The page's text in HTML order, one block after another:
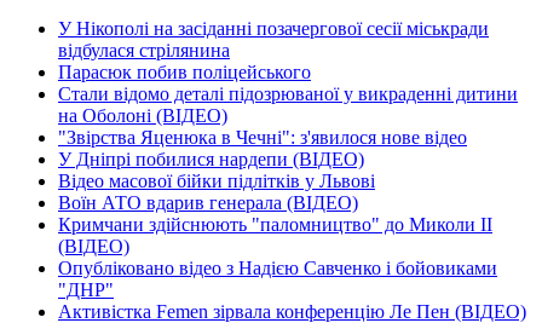
У Нікополі на засіданні позачергової сесії міськради
відбулася стрілянина
Парасюк побив поліцейського
Стали відомо деталі підозрюваної у викраденні дитини
на Оболоні (ВІДЕО)
"Звірства Яценюка в Чечні": з'явилося нове відео
У Дніпрі побилися нардепи (ВІДЕО)
Відео масової бійки підлітків у Львові
Воїн АТО вдарив генерала (ВІДЕО)
Кримчани здійснюють "паломництво" до Миколи ІІ
(ВІДЕО)
Опубліковано відео з Надією Савченко і бойовиками
"ДНР"
Активістка Femen зірвала конференцію Ле Пен (ВІДЕО)